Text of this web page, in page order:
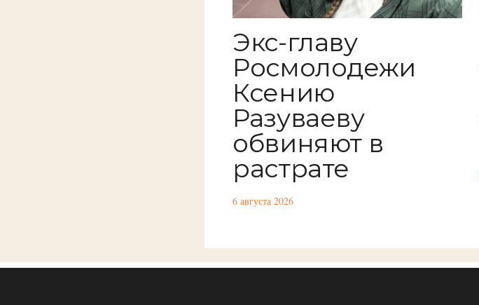
Экс-главу
Росмолодежи
Ксению
Разуваеву
обвиняют в
растрате
6 августа 2026